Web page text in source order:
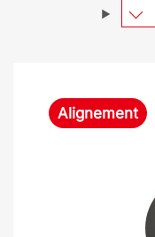
Alignement